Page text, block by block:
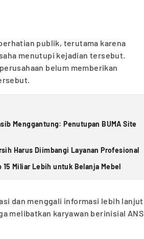
publik, terutama karena
menutupi kejadian tersebut.
belum memberikan
Menggantung: Penutupan BUMA Site
Harus Diimbangi Layanan Profesional
Miliar Lebih untuk Belanja Mebel
dan menggali informasi lebih lanjut
melibatkan karyawan berinisial ANS